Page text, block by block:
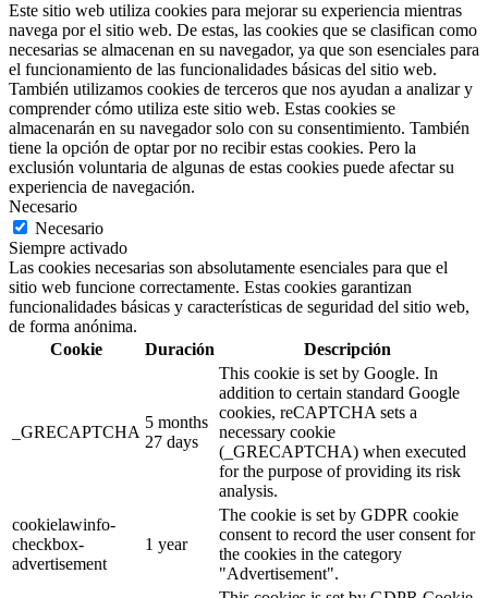
Este sitio web utiliza cookies para mejorar su experiencia mientras
navega por el sitio web. De estas, las cookies que se clasifican como
necesarias se almacenan en su navegador, ya que son esenciales para
el funcionamiento de las funcionalidades básicas del sitio web.
También utilizamos cookies de terceros que nos ayudan a analizar y
comprender cómo utiliza este sitio web. Estas cookies se
almacenarán en su navegador solo con su consentimiento. También
tiene la opción de optar por no recibir estas cookies. Pero la
exclusión voluntaria de algunas de estas cookies puede afectar su
experiencia de navegación.
Necesario
Necesario
Siempre activado
Las cookies necesarias son absolutamente esenciales para que el
sitio web funcione correctamente. Estas cookies garantizan
funcionalidades básicas y características de seguridad del sitio web,
de forma anónima.
Cookie
Duración Descripción
_GRECAPTCHA
5 months
27 days
This cookie is set by Google. In
addition to certain standard Google
cookies, reCAPTCHA sets a
necessary cookie
(_GRECAPTCHA) when executed
for the purpose of providing its risk
analysis.
cookielawinfo-
checkbox-
advertisement
1 year
The cookie is set by GDPR cookie
consent to record the user consent for
the cookies in the category
"Advertisement".